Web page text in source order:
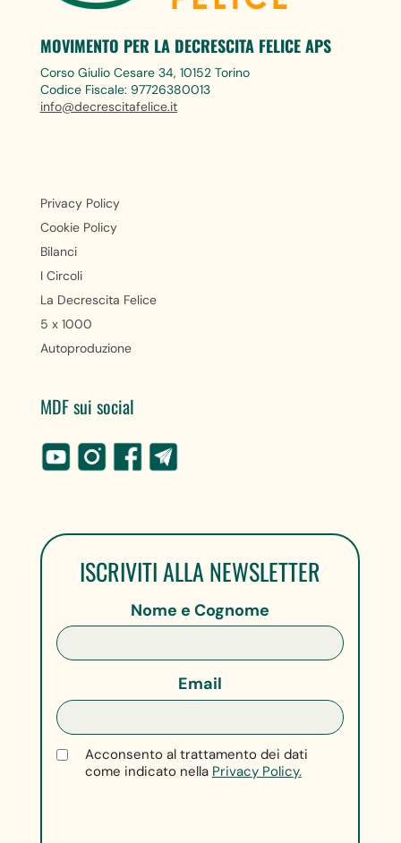
MOVIMENTO PER LA DECRESCITA FELICE APS
Corso Giulio Cesare 34, 10152 Torino
Codice Fiscale: 97726380013
info@decrescitafelice.it
Privacy Policy
Cookie Policy
Bilanci
I Circoli
La Decrescita Felice
5 x 1000
Autoproduzione
MDF sui social
ISCRIVITI ALLA NEWSLETTER
Nome e Cognome
Email
Acconsento al trattamento dei dati
come indicato nella Privacy Policy.